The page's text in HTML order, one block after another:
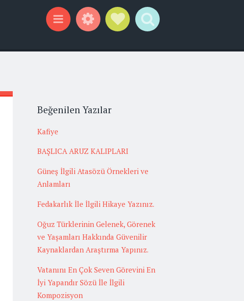
Beğenilen Yazılar
Kafiye
BAŞLICA ARUZ KALIPLARI
Güneş İlgili Atasözü Örnekleri ve
Anlamları
Fedakarlık İle İlgili Hikaye Yazınız.
Oğuz Türklerinin Gelenek, Görenek
ve Yaşamları Hakkında Güvenilir
Kaynaklardan Araştırma Yapınız.
Vatanını En Çok Seven Görevini En
İyi Yapandır Sözü İle İlgili
Kompozisyon